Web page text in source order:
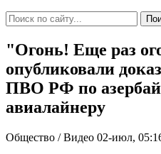
"Огонь! Еще раз
опубликовали
ПВО РФ по
авиалайнеру
Общество / Видео 02-июл,